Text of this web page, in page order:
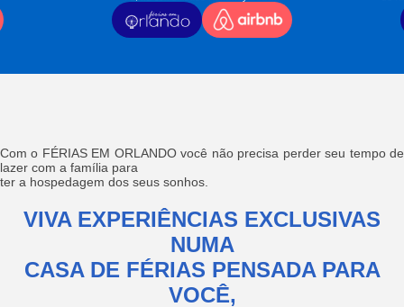
Com o FÉRIAS EM ORLANDO você não precisa perder seu tempo de
lazer com a família para
ter a hospedagem dos seus sonhos.
VIVA EXPERIÊNCIAS EXCLUSIVAS
NUMA
CASA DE FÉRIAS PENSADA PARA
VOCÊ,